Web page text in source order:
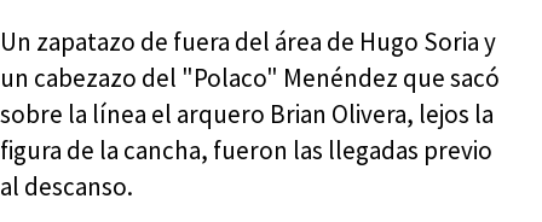
Un zapatazo de fuera del área de Hugo Soria y
un cabezazo del "Polaco" Menéndez que sacó
sobre la línea el arquero Brian Olivera, lejos la
figura de la cancha, fueron las llegadas previo
al descanso.